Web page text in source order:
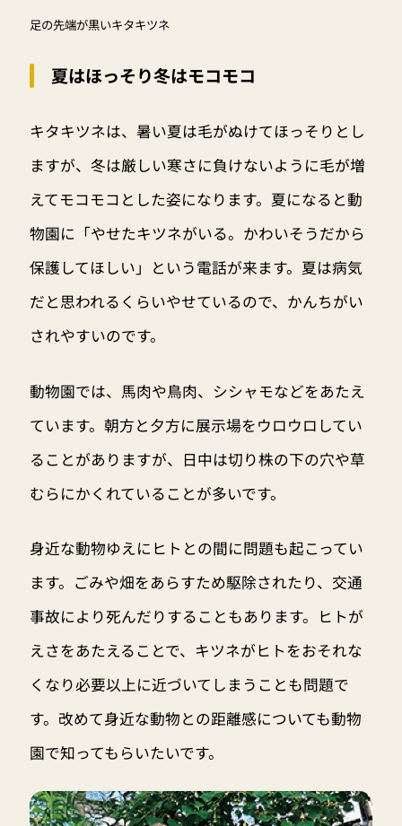
足の先端が黒いキタキツネ
夏はほっそり冬はモコモコ
キタキツネは、暑い夏は毛がぬけてほっそりとし
ますが、冬は厳しい寒さに負けないように毛が増
えてモコモコとした姿になります。夏になると動
物園に「やせたキツネがいる。かわいそうだから
保護してほしい」という電話が来ます。夏は病気
だと思われるくらいやせているので、かんちがい
されやすいのです。
動物園では、馬肉や鳥肉、シシャモなどをあたえ
ています。朝方と夕方に展示場をウロウロしてい
ることがありますが、日中は切り株の下の穴や草
むらにかくれていることが多いです。
身近な動物ゆえにヒトとの間に問題も起こってい
ます。ごみや畑をあらすため駆除されたり、交通
事故により死んだりすることもあります。ヒトが
えさをあたえることで、キツネがヒトをおそれな
くなり必要以上に近づいてしまうことも問題で
す。改めて身近な動物との距離感についても動物
園で知ってもらいたいです。